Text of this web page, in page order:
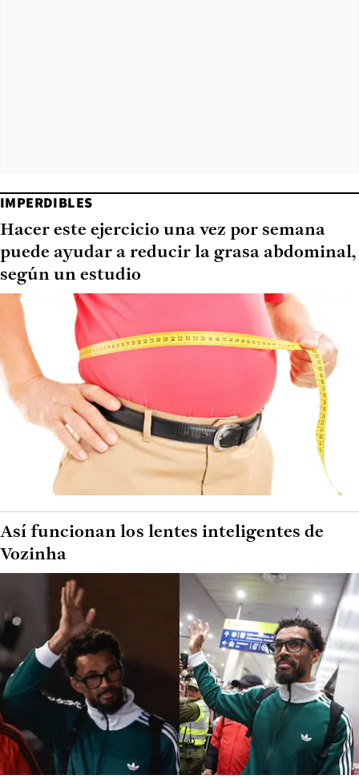
IMPERDIBLES
Hacer este ejercicio una vez por semana
puede ayudar a reducir la grasa abdominal,
según un estudio
Así funcionan los lentes inteligentes de
Vozinha